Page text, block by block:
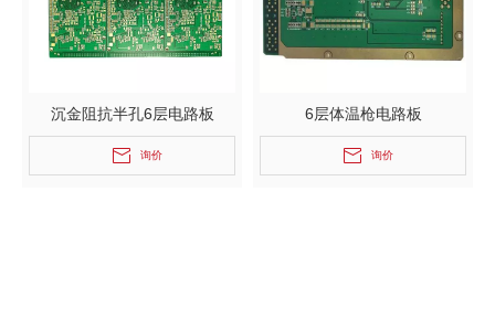
沉金阻抗半孔6层电路板
询价
6层体温枪电路板
询价